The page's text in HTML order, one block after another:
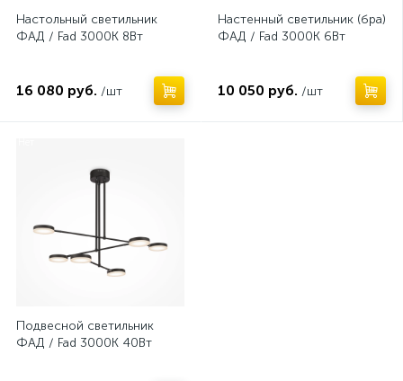
Настольный светильник
ФАД / Fad 3000К 8Вт
16 080 руб. /шт
Настенный светильник (бра)
ФАД / Fad 3000К 6Вт
10 050 руб. /шт
Подвесной светильник
ФАД / Fad 3000К 40Вт